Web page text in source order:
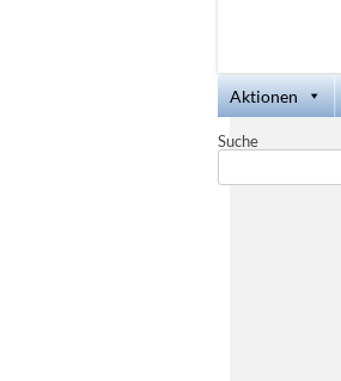
Aktionen
Suche
Suchen